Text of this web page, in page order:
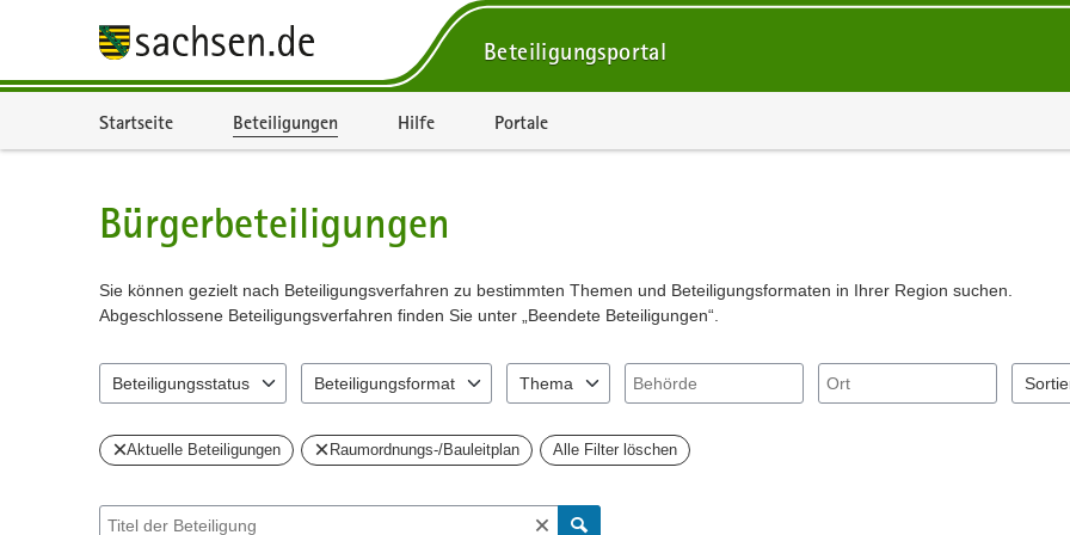
Beteiligungsportal
Startseite Beteiligungen Hilfe Portale
Bürgerbeteiligungen
Sie können gezielt nach Beteiligungsverfahren zu bestimmten Themen und Beteiligungsformaten in Ihrer Region suchen.
Abgeschlossene Beteiligungsverfahren finden Sie unter „Beendete Beteiligungen“.
Beteiligungsstatus
Beteiligungsformat
Thema
Behörde Ort
Aktuelle Beteiligungen Raumordnungs-/Bauleitplan Alle Filter löschen
Suche nach Beteiligung